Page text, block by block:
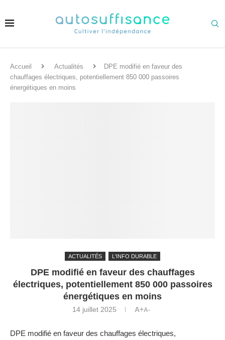
Accueil Actualités
DPE modifié en faveur des
chauffages électriques, potentiellement 850 000 passoires
énergétiques en moins
ACTUALITÉS L'INFO DURABLE
DPE modifié en faveur des chauffages
électriques, potentiellement 850 000 passoires
énergétiques en moins
14 juillet 2025 A+A-
DPE modifié en faveur des chauffages électriques,